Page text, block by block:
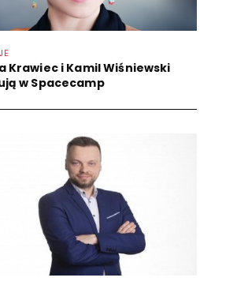
Krawiec i Kamil Wiśniewski
w Spacecamp